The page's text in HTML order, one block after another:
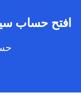
افتح حساب